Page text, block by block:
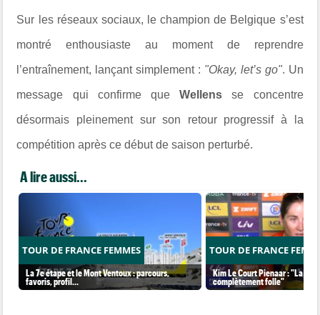
Sur les réseaux sociaux, le champion de Belgique s’est
montré enthousiaste au moment de reprendre
l’entraînement, lançant simplement : "Okay, let’s go". Un
message qui confirme queWellensse concentre
désormais pleinement sur son retour progressif à la
compétition après ce début de saison perturbé.
A lire aussi...
TOUR DE FRANCE FEMMES
La 7e étape et le Mont Ventoux : parcours,
favoris, profil…
TOUR DE FRANCE
Kim Le Court Pienaar : "La
complètement folle"